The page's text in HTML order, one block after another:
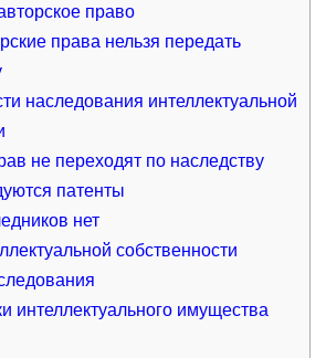
право
права нельзя передать
наследования интеллектуальной
не переходят по наследству
патенты
нет
собственности
интеллектуального имущества